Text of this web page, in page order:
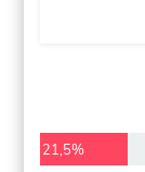
21,5%